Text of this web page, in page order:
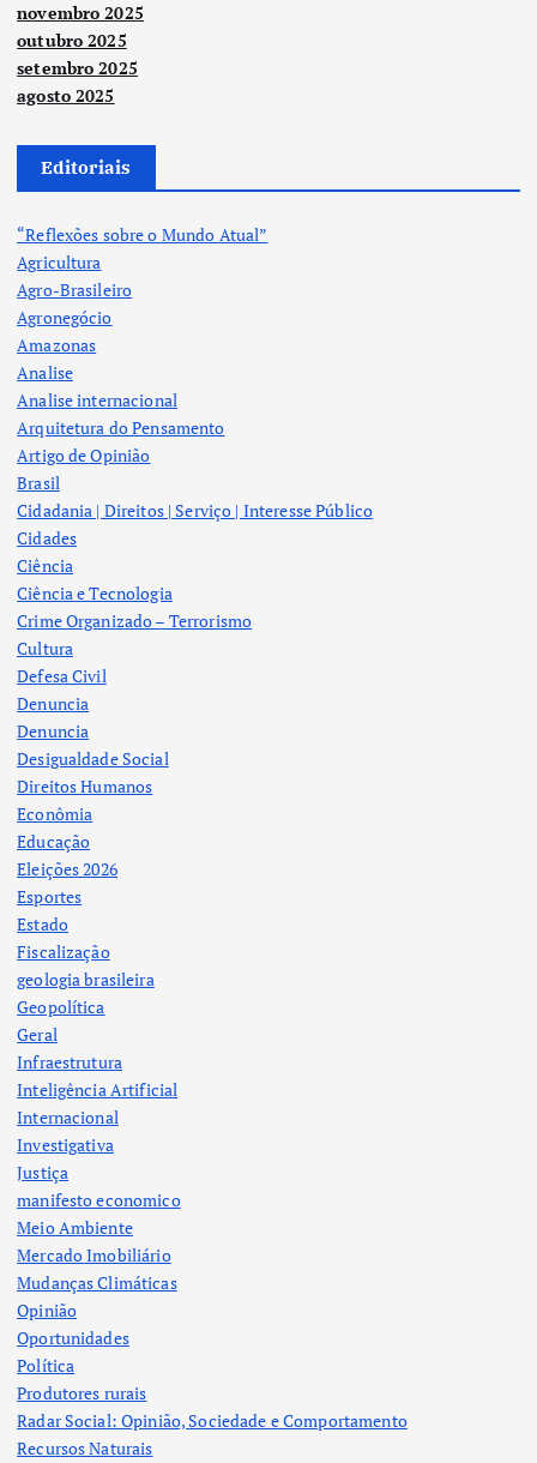
novembro 2025
outubro 2025
setembro 2025
agosto 2025
Editoriais
“Reflexões sobre o Mundo Atual”
Agricultura
Agro-Brasileiro
Agronegócio
Amazonas
Analise
Analise internacional
Arquitetura do Pensamento
Artigo de Opinião
Brasil
Cidadania | Direitos | Serviço | Interesse Público
Cidades
Ciência
Ciência e Tecnologia
Crime Organizado – Terrorismo
Cultura
Defesa Civil
Denuncia
Denuncia
Desigualdade Social
Direitos Humanos
Econômia
Educação
Eleições 2026
Esportes
Estado
Fiscalização
geologia brasileira
Geopolítica
Geral
Infraestrutura
Inteligência Artificial
Internacional
Investigativa
Justiça
manifesto economico
Meio Ambiente
Mercado Imobiliário
Mudanças Climáticas
Opinião
Oportunidades
Política
Produtores rurais
Radar Social: Opinião, Sociedade e Comportamento
Recursos Naturais